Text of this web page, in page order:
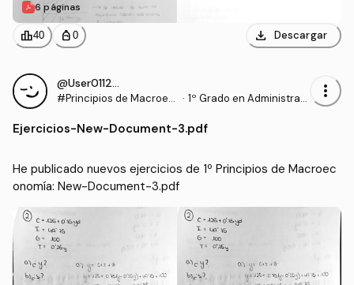
6 páginas
leaderboard40 personal_bag 0 download Descargar
@User011294
#Principios de Macroec
· 1º Grado en Administraci
sas (UDC)
more_vert
Ejercicios-New-Document-3.pdf
He publicado nuevos ejercicios de 1º Principios de Macroec
onomía: New-Document-3.pdf